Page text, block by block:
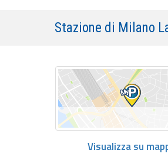
Stazione di Milano
Visualizza su